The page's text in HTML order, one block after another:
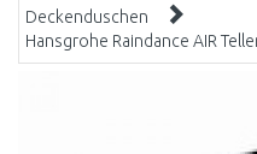
Deckenduschen
Hansgrohe Raindance AIR